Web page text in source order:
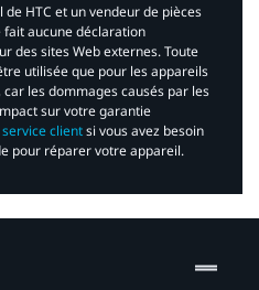
HTC et un vendeur de pièces
fait aucune déclaration
des sites Web externes. Toute
utilisée que pour les appareils
les dommages causés par les
sur votre garantie
service clientsi vous avez besoin
pour réparer votre appareil.​